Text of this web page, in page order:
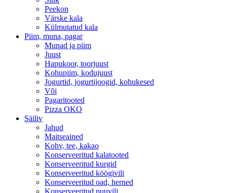
Peekon
Värske kala
Külmutatud kala
Piim, muna, pagar
Munad ja piim
Juust
Hapukoor, toorjuust
Kohupiim, kodujuust
Jogurtid, jogurtijoogid, kohukesed
Või
Pagaritooted
Pizza OKO
Säiliv
Jahud
Maitseained
Kohv, tee, kakao
Konserveeritud kalatooted
Konserveeritud kurgid
Konserveeritud köögivili
Konserveeritud oad, herned
Konserveeritud puuvili